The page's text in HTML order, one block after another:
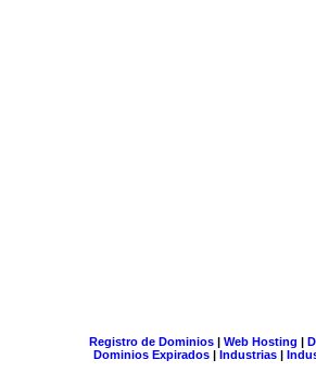
Registro de Dominios| Web Hosting |
Dominios Expirados | Industrias |